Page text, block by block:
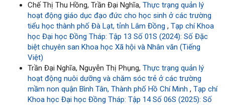
Chế Thị Thu Hồng, Trần Đại Nghĩa, Thực trạng quản lý
hoạt động giáo dục đạo đức cho học sinh ở các trường
tiểu học thành phố Đà Lạt, tỉnh Lâm Đồng , Tạp chí Khoa
học Đại học Đồng Tháp: Tập 13 Số 01S (2024): Số Đặc
biệt chuyên san Khoa học Xã hội và Nhân văn (Tiếng
Việt)
Trần Đại Nghĩa, Nguyễn Thị Phụng, Thực trạng quản lý
hoạt động nuôi dưỡng và chăm sóc trẻ ở các trường
mầm non quận Bình Tân, Thành phố Hồ Chí Minh , Tạp chí
Khoa học Đại học Đồng Tháp: Tập 14 Số 06S (2025): Số